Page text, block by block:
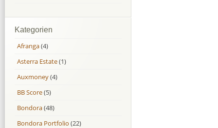
Kategorien
Afranga(4)
Asterra Estate(1)
Auxmoney(4)
BB Score(5)
Bondora(48)
Bondora Portfolio (22)